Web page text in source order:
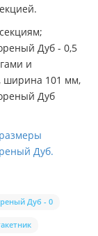
Дуб - 0,5
и
ширина 101 мм,
Дуб
Дуб.
Дуб - 0